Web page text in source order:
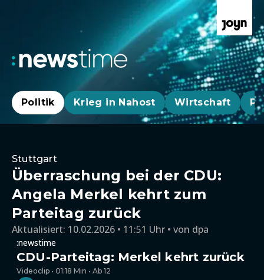
Politik Krieg in Nahost Wirtschaft
Stuttgart
Überraschung bei der CDU:
Angela Merkel kehrt zum
Parteitag zurück
Aktualisiert: 10.02.2026 • 11:51 Uhr von dpa
:newstime
CDU-Parteitag: Merkel kehrt zurück
Videoclip • 01:18 Min • Ab 12